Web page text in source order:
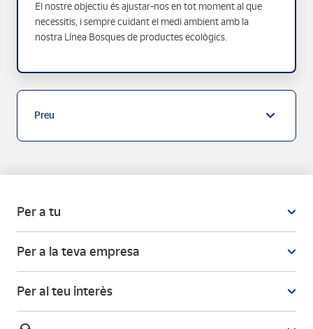
El nostre objectiu és ajustar-nos en tot moment al que
necessitis, i sempre cuidant el medi ambient amb la
nostra Línea Bosques de productes ecològics.
Preu
Per a tu
Per a la teva empresa
Per al teu interès